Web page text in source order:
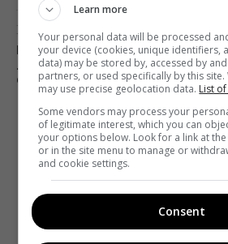
Попередня стаття
БОКС-ОФІС ВІКЕНДУ: НА
ЛІДИРУЮТЬ ВІДРАЗУ ДВА
ФІЛЬМИ
«ПАКУЙТЕ І
СТАДІОНІ
Learn more
Your personal data will be processed
your device (cookies, unique identifiers,
data) may be stored by, accessed by
partners, or used specifically by this
may use precise geolocation data. List
Some vendors may process your
of legitimate interest, which you can
your options below. Look for a link at
or in the site menu to manage or
and cookie settings.
Consent